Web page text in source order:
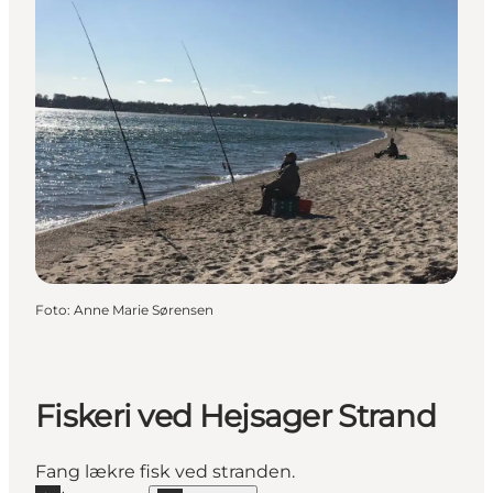
Foto: Anne Marie Sørensen
Fiskeri ved Hejsager Strand
Fang lækre fisk ved stranden.